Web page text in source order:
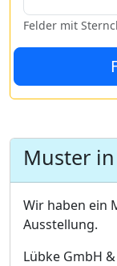
Felder mit
Muster
Wir haben ein
Ausstellung.
Lübke GmbH &